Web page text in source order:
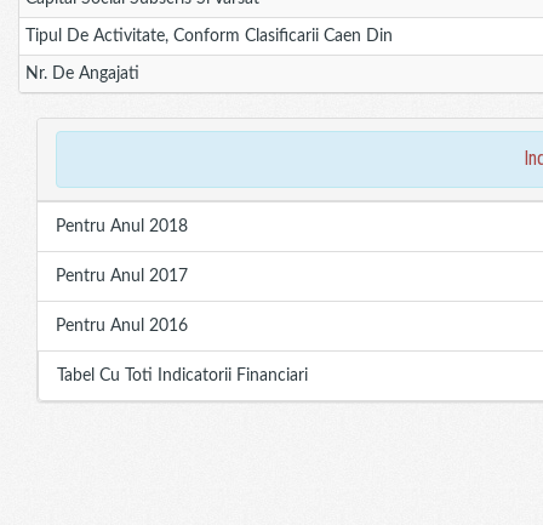
Tipul De Activitate, Conform Clasificarii Caen Din
Nr. De Angajati
Pentru Anul 2018
Pentru Anul 2017
Pentru Anul 2016
Tabel Cu Toti Indicatorii Financiari